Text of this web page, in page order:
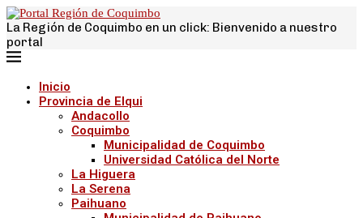
La Región de Coquimbo en un click: Bienvenido a nuestro
portal
Inicio
Provincia de Elqui
Andacollo
Coquimbo
Municipalidad de Coquimbo
Universidad Católica del Norte
La Higuera
La Serena
Paihuano